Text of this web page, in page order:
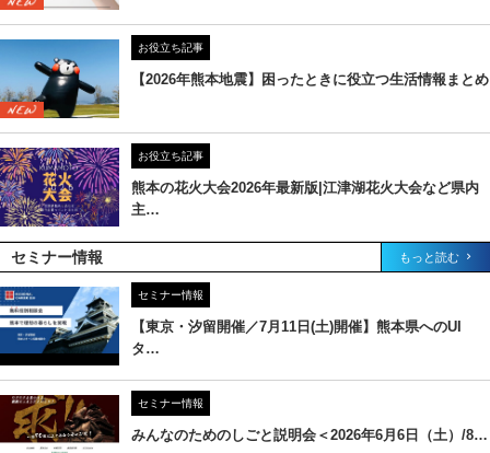
お役立ち記事
【2026年熊本地震】困ったときに役立つ生活情報まとめ
お役立ち記事
熊本の花火大会2026年最新版|江津湖花火大会など県内
主…
セミナー情報 もっと読む
セミナー情報
【東京・汐留開催／7月11日(土)開催】熊本県へのUI
タ…
セミナー情報
みんなのためのしごと説明会＜2026年6月6日（土）/8…